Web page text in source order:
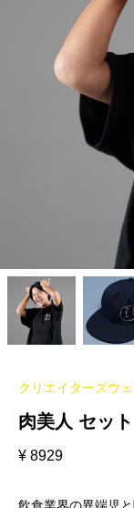
クリエイターズウ
肉美人 セッ
¥ 8929